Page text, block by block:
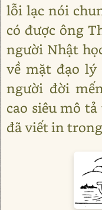
lỗi lạc nói
có được ông
người Nhật
về mặt đạo lý
người đời
cao siêu mô
đã viết in